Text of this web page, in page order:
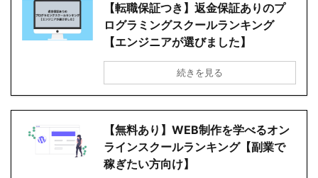
【転職保証つき】返金保証ありのプ
ログラミングスクールランキング
【エンジニアが選びました】
続きを見る
【無料あり】WEB制作を学べるオン
ラインスクールランキング【副業で
稼ぎたい方向け】